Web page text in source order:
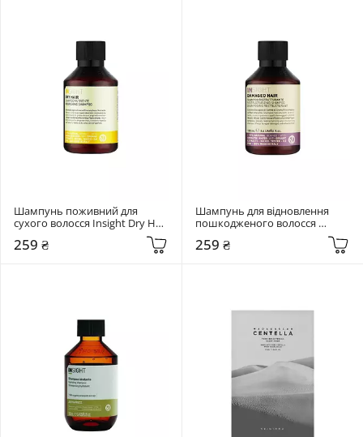
Шампунь поживний для
сухого волосся Insight Dry Hair
259 ₴
Шампунь для відновлення
пошкодженого волосся
Shampoo 100 мл
259 ₴